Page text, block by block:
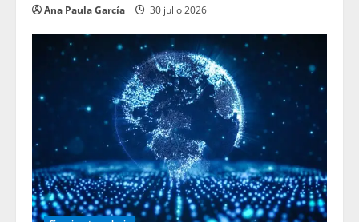
Ana Paula García 30 julio 2026